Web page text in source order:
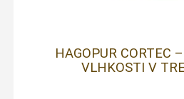
HAGOPUR CORTEC
VLHKOSTI V